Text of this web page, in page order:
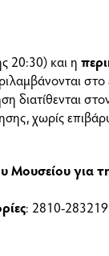
20:30) και η
στο
διατίθενται
χωρίς
Μουσείου για
: 2810-